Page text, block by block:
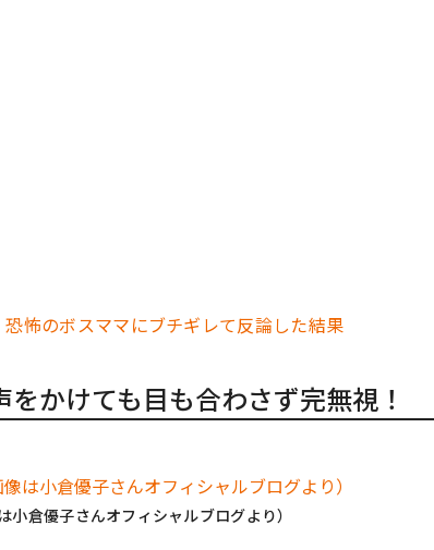
恐怖のボスママにブチギレて反論した結果
をかけても目も合わさず完無視！
小倉優子さんオフィシャルブログより）